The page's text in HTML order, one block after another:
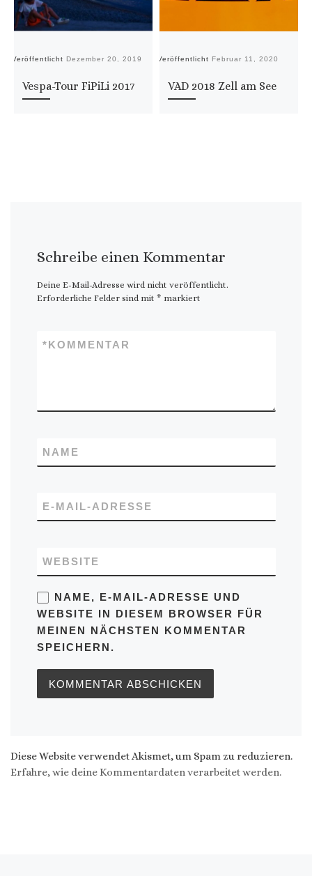
Veröffentlicht Dezember 20, 2019
Vespa-Tour FiPiLi 2017
Veröffentlicht Februar 11, 2020
VAD 2018 Zell am See
Schreibe einen Kommentar
Deine E-Mail-Adresse wird nicht veröffentlicht.
Erforderliche Felder sind mit * markiert
KOMMENTAR
*
NAME
E-MAIL-ADRESSE
WEBSITE
NAME, E-MAIL-ADRESSE UND
WEBSITE IN DIESEM BROWSER FÜR
MEINEN NÄCHSTEN KOMMENTAR
SPEICHERN.
Diese Website verwendet Akismet, um Spam zu reduzieren.
Erfahre, wie deine Kommentardaten verarbeitet werden.